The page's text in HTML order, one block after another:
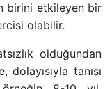
birini etkileyen bir
olabilir.
olduğundan
dolayısıyla tanısı